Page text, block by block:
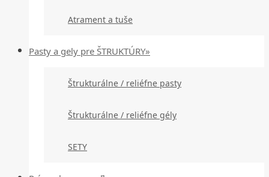
Atrament a tuše
Pasty a gely pre ŠTRUKTÚRY»
Štrukturálne / reliéfne pasty
Štrukturálne / reliéfne gély
SETY